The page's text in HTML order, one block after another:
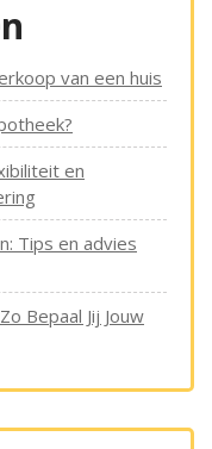
van een huis
en
Tips en advies
Bepaal Jij Jouw